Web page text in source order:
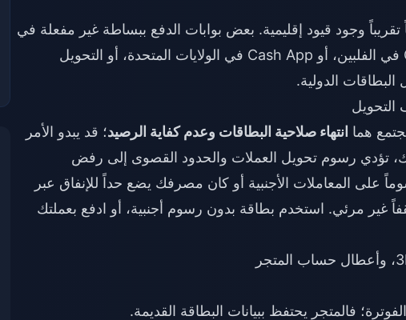
وجود قيود إقليمية. بعض بوابات الدفع ببساطة غير مفعلة في
منطقة متجرك. الطرق المحلية (مثل GCash في الفلبين، أو Cash App في الولايات المتحدة، أو التحويل
الدولية.
التحويل
انتهاء صلاحية البطاقات وعدم كفاية الرصيد؛ قد يبدو الأمر
تؤدي رسوم تحويل العملات والحدود القصوى إلى رفض
على المعاملات الأجنبية أو كان مصرفك يضع حداً للإنفاق عبر
غير مرئي. استخدم بطاقة بدون رسوم أجنبية، أو ادفع بعملتك
فالمتجر يحتفظ ببيانات البطاقة القديمة.